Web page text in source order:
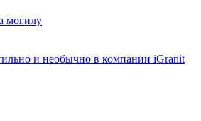
могилу
и необычно в компании iGranit